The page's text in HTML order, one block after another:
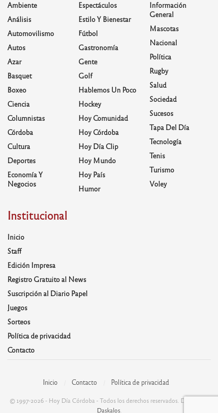
Ambiente
Análisis
Automovilismo
Autos
Azar
Basquet
Boxeo
Ciencia
Columnistas
Córdoba
Cultura
Deportes
Economía Y
Negocios
Espectáculos
Estilo Y Bienestar
Fútbol
Gastronomía
Gente
Golf
Hablemos Un Poco
Hockey
Hoy Comunidad
Hoy Córdoba
Hoy Día Clip
Hoy Mundo
Hoy País
Humor
Información
General
Mascotas
Nacional
Política
Rugby
Salud
Sociedad
Sucesos
Tapa Del Día
Tecnología
Tenis
Turismo
Voley
Institucional
Inicio
Staff
Edición Impresa
Registro Gratuito al News
Suscripción al Diario Papel
Juegos
Sorteos
Política de privacidad
Contacto
Inicio Contacto Política de privacidad
© 1997-2026 - Hoy Día Córdoba - Todos los derechos reservados. Desarrolla:
Daskalos.